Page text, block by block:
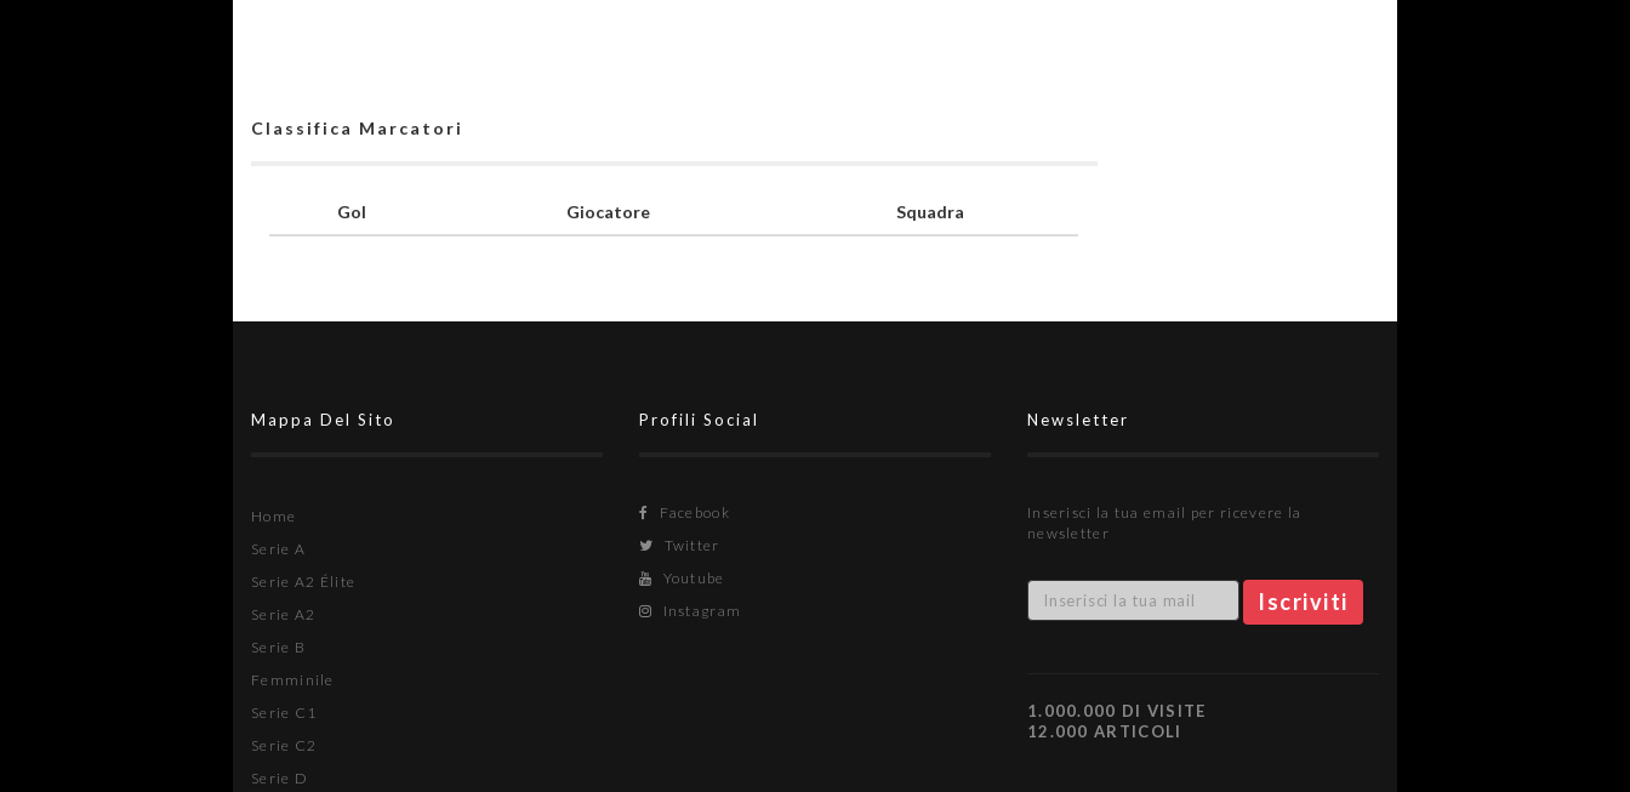
Classifica Marcatori
Gol Giocatore Squadra
Mappa Del Sito
Home
Serie A
Serie A2 Élite
Serie A2
Serie B
Femminile
Serie C1
Serie C2
Serie D
Profili Social
Facebook
Twitter
Youtube
Instagram
Newsletter
Inserisci la tua email per ricevere la
newsletter
1.000.000 DI VISITE
12.000 ARTICOLI